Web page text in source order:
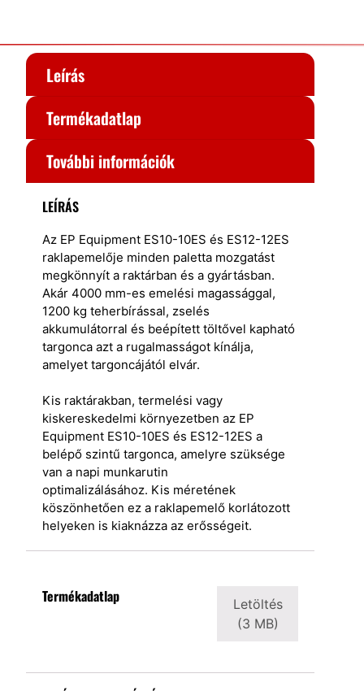
Leírás
Termékadatlap
További információk
LEÍRÁS
Az EP Equipment ES10-10ES és ES12-12ES
raklapemelője minden paletta mozgatást
megkönnyít a raktárban és a gyártásban.
Akár 4000 mm-es emelési magassággal,
1200 kg teherbírással, zselés
akkumulátorral és beépített töltővel kapható
targonca azt a rugalmasságot kínálja,
amelyet targoncájától elvár.
Kis raktárakban, termelési vagy
kiskereskedelmi környezetben az EP
Equipment ES10-10ES és ES12-12ES a
belépő szintű targonca, amelyre szüksége
van a napi munkarutin
optimalizálásához. Kis méretének
köszönhetően ez a raklapemelő korlátozott
helyeken is kiaknázza az erősségeit.
Termékadatlap
Letöltés
(3 MB)